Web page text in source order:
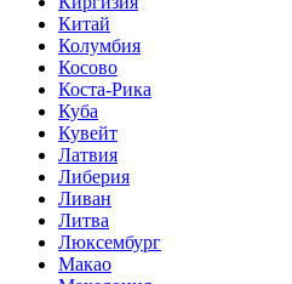
Китай
Колумбия
Косово
Коста-Рика
Куба
Кувейт
Латвия
Либерия
Ливан
Литва
Люксембург
Макао